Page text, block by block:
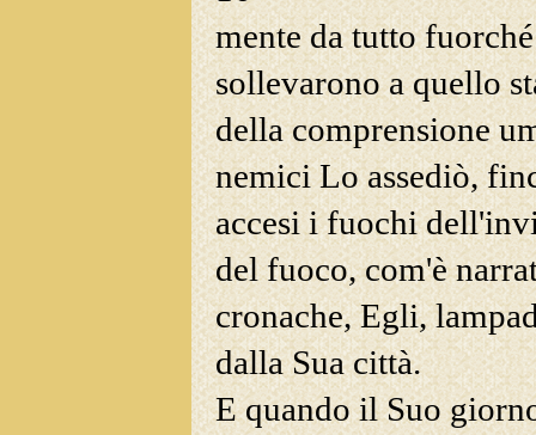
mente da tutto
sollevarono a quello
della comprensione
nemici Lo assediò,
accesi i fuochi
del fuoco, com'è
cronache, Egli,
dalla Sua città.
E quando il Suo